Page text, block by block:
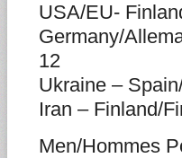
USA/EU-
Germany/
12
Ukraine –
Iran – Finland/
Men/Hommes